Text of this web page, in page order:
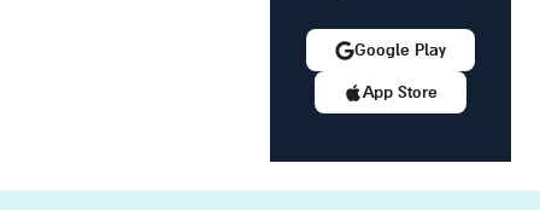
App Store
Google Play